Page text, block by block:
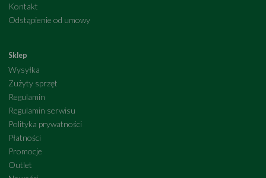
Kontakt
Odstąpienie od umowy
Sklep
Wysyłka
Zużyty sprzęt
Regulamin
Regulamin serwisu
Polityka prywatności
Płatności
Promocje
Outlet